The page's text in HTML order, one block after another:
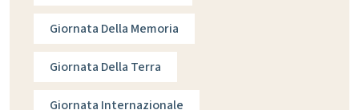
Giornata Della Memoria
Giornata Della Terra
Giornata Internazionale